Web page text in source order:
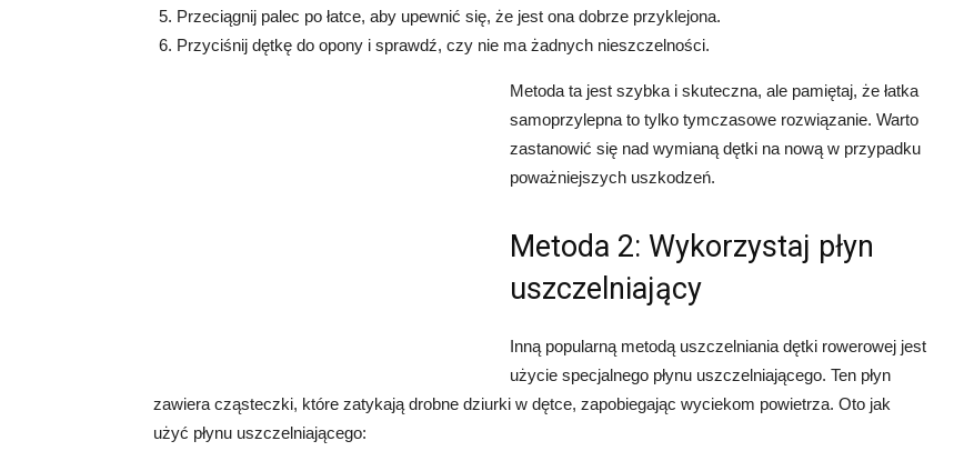
Przeciągnij palec po łatce, aby upewnić się, że jest ona dobrze przyklejona.
Przyciśnij dętkę do opony i sprawdź, czy nie ma żadnych nieszczelności.
Metoda ta jest szybka i skuteczna, ale pamiętaj, że łatka
samoprzylepna to tylko tymczasowe rozwiązanie. Warto
zastanowić się nad wymianą dętki na nową w przypadku
poważniejszych uszkodzeń.
Metoda 2: Wykorzystaj płyn
uszczelniający
Inną popularną metodą uszczelniania dętki rowerowej jest
użycie specjalnego płynu uszczelniającego. Ten płyn
zawiera cząsteczki, które zatykają drobne dziurki w dętce, zapobiegając wyciekom powietrza. Oto jak
użyć płynu uszczelniającego: